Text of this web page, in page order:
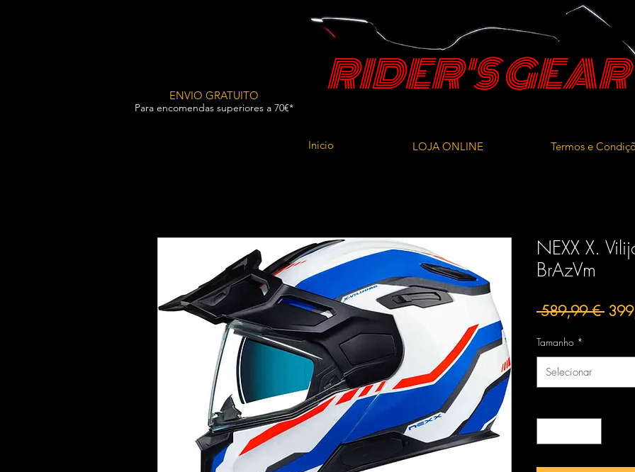
RIDER'S GEAR
ENVIO GRATUITO
Para encomendas superiores a 70€*
NEXX X.
BrAzVm
589,99 €
Tamanho *
Selecionar
Inicio LOJA ONLINE Termos e